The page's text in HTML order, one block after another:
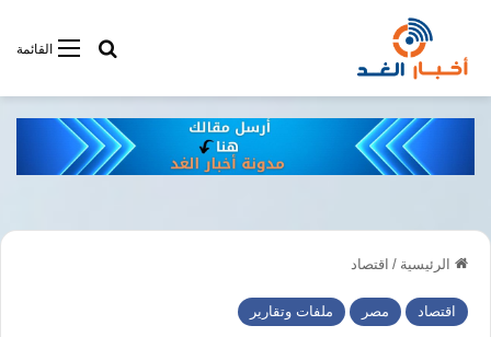
القائمةأبحت فى
الرئيسية / اقتصاد
اقتصاد مصر ملفات وتقارير